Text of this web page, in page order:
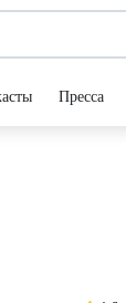
Пресса